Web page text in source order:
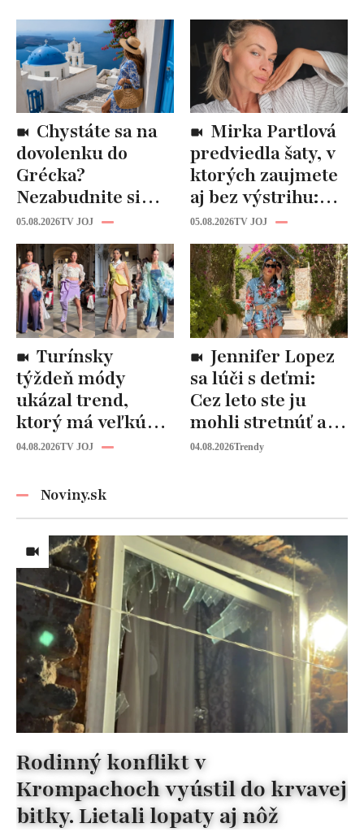
dovolenku do
Grécka?
Nezabudnite si
odtiaľ uloviť tieto
štýlové kúsky
05.08.2026TV JOJ
predviedla šaty, v
ktorých zaujmete
aj bez výstrihu:
Ich čaro je v tomto
detaile
05.08.2026TV JOJ
týždeň módy
ukázal trend,
ktorý má veľkú
budúcnosť: Počuli
materiáli?
04.08.2026TV JOJ
sa lúči s deťmi:
Cez leto ste ju
mohli stretnúť aj
vy!
04.08.2026Trendy
Noviny.sk
Rodinný konflikt v
Krompachoch vyústil do krvavej
bitky. Lietali lopaty aj nôž